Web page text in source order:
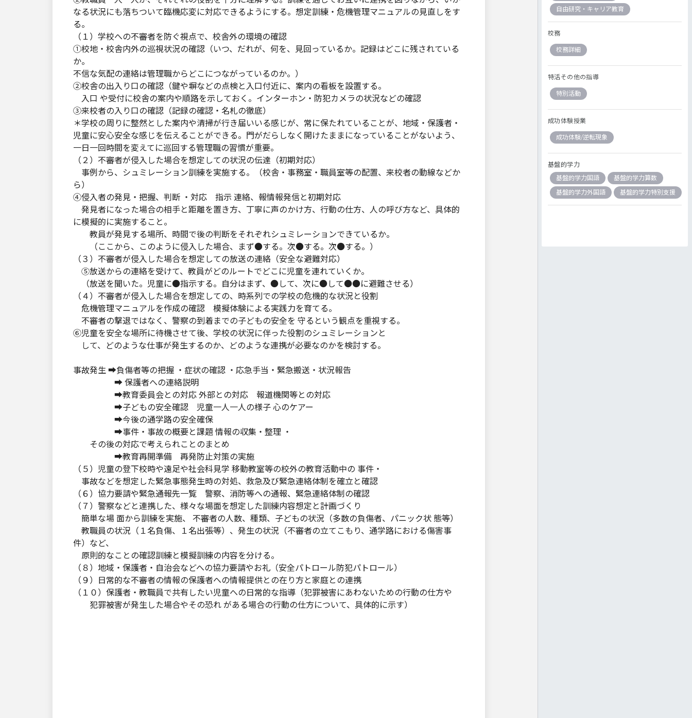
なる状況にも落ちついて臨機応変に対応できるようにする。想定訓練・危機管理マニュアルの見直しをす
る。
（１）学校への不審者を防ぐ視点で、校舎外の環境の確認
①校地・校舎内外の巡視状況の確認（いつ、だれが、何を、見回っているか。記録はどこに残されている
か。
不信な気配の連絡は管理職からどこにつながっているのか。）
②校舎の出入り口の確認（鍵や塀などの点検と入口付近に、案内の看板を設置する。
入口 や受付に校舎の案内や順路を示しておく。インターホン・防犯カメラの状況などの確認
③来校者の入り口の確認（記録の確認・名札の徹底）
＊学校の周りに整然とした案内や清掃が行き届いいる感じが、常に保たれていることが、地域・保護者・
児童に安心安全な感じを伝えることができる。門がだらしなく開けたままになっていることがないよう、
一日一回時間を変えてに巡回する管理職の習慣が重要。
（２）不審者が侵入した場合を想定しての状況の伝達（初期対応）
事例から、シュミレーション訓練を実施する。（校舎・事務室・職員室等の配置、来校者の動線などか
ら）
④侵入者の発見・把握、判断 ・対応 指示 連絡、報情報発信と初期対応
発見者になった場合の相手と距離を置き方、丁寧に声のかけ方、行動の仕方、人の呼び方など、具体的
に模擬的に実施すること。
教員が発見する場所、時間で後の判断をそれぞれシュミレーションできているか。
（ここから、このように侵入した場合、まず●する。次●する。次●する。）
（３）不審者が侵入した場合を想定しての放送の連絡（安全な避難対応）
⑤放送からの連絡を受けて、教員がどのルートでどこに児童を連れていくか。
（放送を聞いた。児童に●指示する。自分はまず、●して、次に●して●●に避難させる）
（４）不審者が侵入した場合を想定しての、時系列での学校の危機的な状況と役割
危機管理マニュアルを作成の確認 模擬体験による実践力を育てる。
不審者の撃退ではなく、警察の到着までの子どもの安全を 守るという観点を重視する。
⑥児童を安全な場所に待機させて後、学校の状況に伴った役割のシュミレーションと
して、どのような仕事が発生するのか、どのような連携が必要なのかを検討する。
事故発生 ➡負傷者等の把握 ・症状の確認 ・応急手当・緊急搬送・状況報告
➡ 保護者への連絡説明
➡教育委員会との対応 外部との対応 報道機関等との対応
➡子どもの安全確認 児童一人一人の様子 心のケアー
➡今後の通学路の安全確保
➡事件・事故の概要と課題 情報の収集・整理 ・
その後の対応で考えられことのまとめ
➡教育再開準備 再発防止対策の実施
（５）児童の登下校時や遠足や社会科見学 移動教室等の校外の教育活動中の 事件・
事故などを想定した緊急事態発生時の対処、救急及び緊急連絡体制を確立と確認
（６）協力要請や緊急通報先一覧 警察、消防等への通報、緊急連絡体制の確認
（７）警察などと連携した、様々な場面を想定した訓練内容想定と計画づくり
簡単な場 面から訓練を実施、 不審者の人数、種類、子どもの状況（多数の負傷者、パニック状 態等）
教職員の状況（１名負傷、１名出張等）、発生の状況（不審者の立てこもり、通学路における傷害事
件）など、
原則的なことの確認訓練と模擬訓練の内容を分ける。
（８）地域・保護者・自治会などへの協力要請やお礼（安全パトロール防犯パトロール）
（９）日常的な不審者の情報の保護者への情報提供との在り方と家庭との連携
（１０）保護者・教職員で共有したい児童への日常的な指導（犯罪被害にあわないための行動の仕方や
犯罪被害が発生した場合やその恐れ がある場合の行動の仕方について、具体的に示す）
自由研究・キャリア教育
校務
校務詳細
特活その他の指導
特別活動
成功体験授業
成功体験/逆転現象
基盤的学力
基盤的学力国語
基盤的学力算数
基盤的学力外国語
基盤的学力特別支援